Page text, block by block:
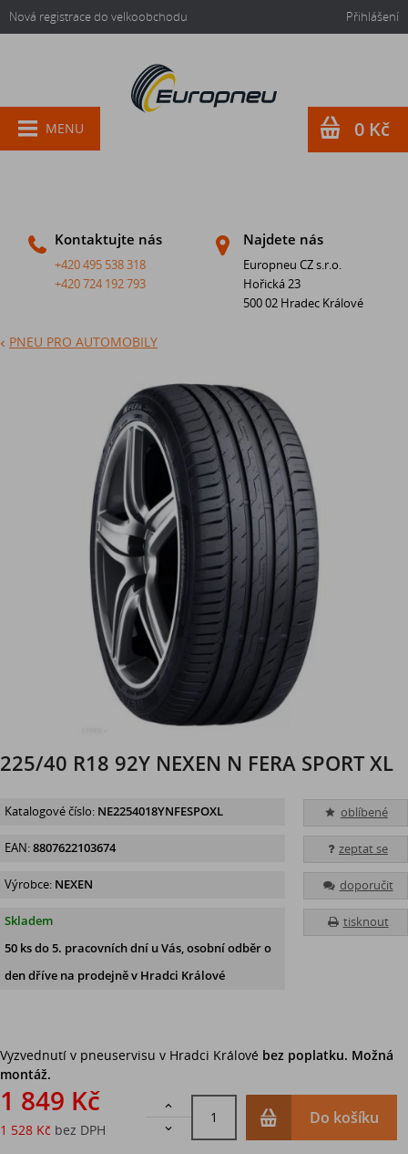
Nová registrace do velkoobchodu Přihlášení
Kontaktujte nás
+420 495 538 318
+420 724 192 793
Najdete nás
Europneu CZ s.r.o.
Hořická 23
500 02 Hradec Králové
MENU 0 Kč
PNEU PRO AUTOMOBILY
225/40 R18 92Y NEXEN N FERA SPORT XL
oblíbené
zeptat se
doporučit
tisknout
Katalogové číslo: NE2254018YNFESPOXL
EAN:8807622103674
Výrobce: NEXEN
Skladem
50 ksdo 5. pracovních dní u Vás, osobní odběr o
den dříve na prodejněv Hradci Králové
Vyzvednutí v pneuservisu v Hradci Králové bez poplatku. Možná
montáž.
1 849 Kč
1 528 Kč bez DPH


Do košíku